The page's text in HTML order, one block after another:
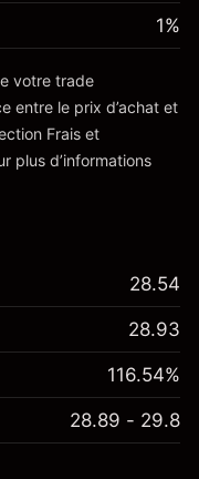
levier
1%
votre trade
entre le prix d’achat et
Frais et
plus d’informations
28.54
28.93
116.54%
28.89 - 29.8